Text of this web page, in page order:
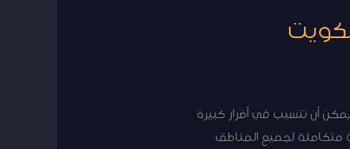
أن تتسبب في أضرار كبيرة
متكاملة لجميع المناطق